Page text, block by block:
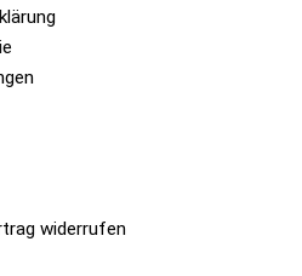
widerrufen